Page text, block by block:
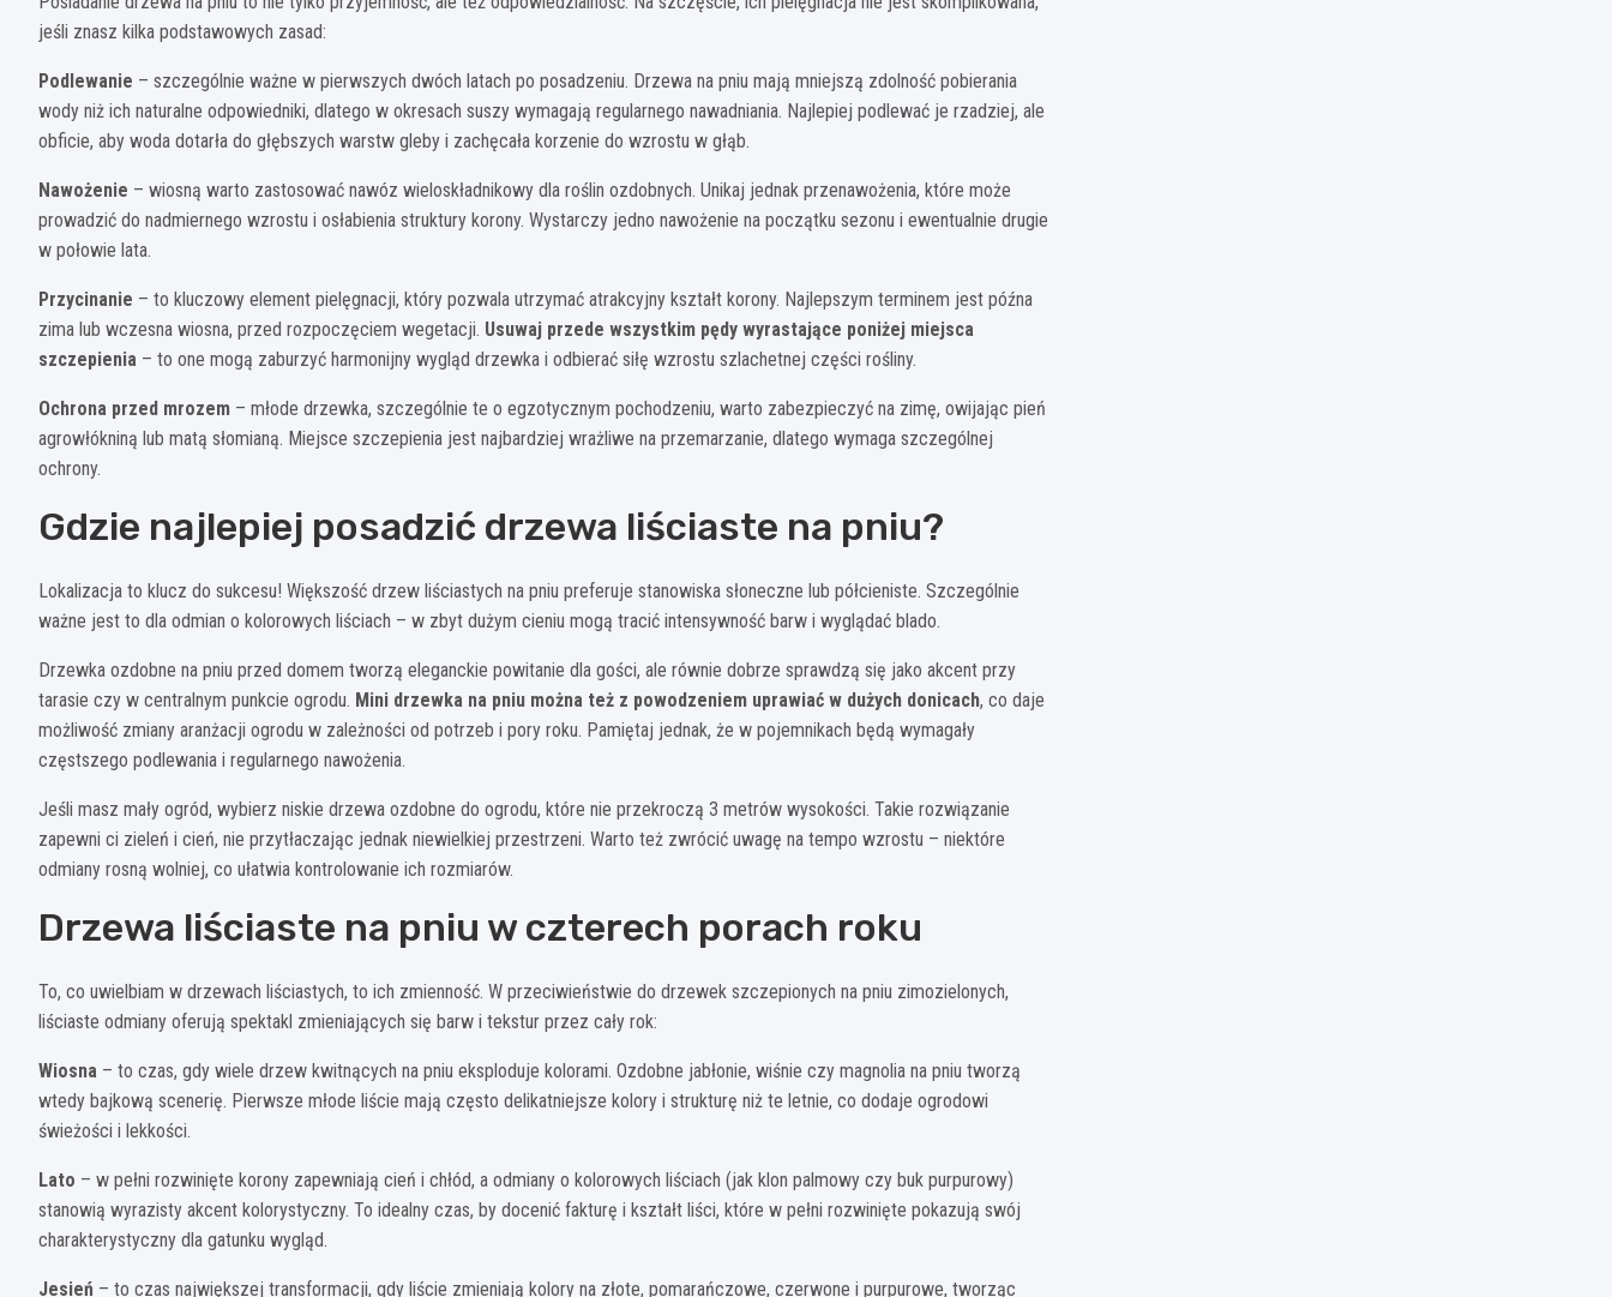
jeśli znasz kilka podstawowych zasad:
Podlewanie – szczególnie ważne w pierwszych dwóch latach po posadzeniu. Drzewa na pniu mają mniejszą zdolność pobierania
wody niż ich naturalne odpowiedniki, dlatego w okresach suszy wymagają regularnego nawadniania. Najlepiej podlewać je rzadziej, ale
obficie, aby woda dotarła do głębszych warstw gleby i zachęcała korzenie do wzrostu w głąb.
Nawożenie – wiosną warto zastosować nawóz wieloskładnikowy dla roślin ozdobnych. Unikaj jednak przenawożenia, które może
prowadzić do nadmiernego wzrostu i osłabienia struktury korony. Wystarczy jedno nawożenie na początku sezonu i ewentualnie drugie
w połowie lata.
Przycinanie – to kluczowy element pielęgnacji, który pozwala utrzymać atrakcyjny kształt korony. Najlepszym terminem jest późna
zima lub wczesna wiosna, przed rozpoczęciem wegetacji. Usuwaj przede wszystkim pędy wyrastające poniżej miejsca
szczepienia – to one mogą zaburzyć harmonijny wygląd drzewka i odbierać siłę wzrostu szlachetnej części rośliny.
Ochrona przed mrozem – młode drzewka, szczególnie te o egzotycznym pochodzeniu, warto zabezpieczyć na zimę, owijając pień
agrowłókniną lub matą słomianą. Miejsce szczepienia jest najbardziej wrażliwe na przemarzanie, dlatego wymaga szczególnej
ochrony.
Gdzie najlepiej posadzić drzewa liściaste na pniu?
Lokalizacja to klucz do sukcesu! Większość drzew liściastych na pniu preferuje stanowiska słoneczne lub półcieniste. Szczególnie
ważne jest to dla odmian o kolorowych liściach – w zbyt dużym cieniu mogą tracić intensywność barw i wyglądać blado.
Drzewka ozdobne na pniu przed domem tworzą eleganckie powitanie dla gości, ale równie dobrze sprawdzą się jako akcent przy
tarasie czy w centralnym punkcie ogrodu. Mini drzewka na pniu można też z powodzeniem uprawiać w dużych donicach, co daje
możliwość zmiany aranżacji ogrodu w zależności od potrzeb i pory roku. Pamiętaj jednak, że w pojemnikach będą wymagały
częstszego podlewania i regularnego nawożenia.
Jeśli masz mały ogród, wybierz niskie drzewa ozdobne do ogrodu, które nie przekroczą 3 metrów wysokości. Takie rozwiązanie
zapewni ci zieleń i cień, nie przytłaczając jednak niewielkiej przestrzeni. Warto też zwrócić uwagę na tempo wzrostu – niektóre
odmiany rosną wolniej, co ułatwia kontrolowanie ich rozmiarów.
Drzewa liściaste na pniu w czterech porach roku
To, co uwielbiam w drzewach liściastych, to ich zmienność. W przeciwieństwie do drzewek szczepionych na pniu zimozielonych,
liściaste odmiany oferują spektakl zmieniających się barw i tekstur przez cały rok:
Wiosna – to czas, gdy wiele drzew kwitnących na pniu eksploduje kolorami. Ozdobne jabłonie, wiśnie czy magnolia na pniu tworzą
wtedy bajkową scenerię. Pierwsze młode liście mają często delikatniejsze kolory i strukturę niż te letnie, co dodaje ogrodowi
świeżości i lekkości.
Lato – w pełni rozwinięte korony zapewniają cień i chłód, a odmiany o kolorowych liściach (jak klon palmowy czy buk purpurowy)
stanowią wyrazisty akcent kolorystyczny. To idealny czas, by docenić fakturę i kształt liści, które w pełni rozwinięte pokazują swój
charakterystyczny dla gatunku wygląd.
Jesień – to czas największej transformacji, gdy liście zmieniają kolory na złote, pomarańczowe, czerwone i purpurowe, tworząc